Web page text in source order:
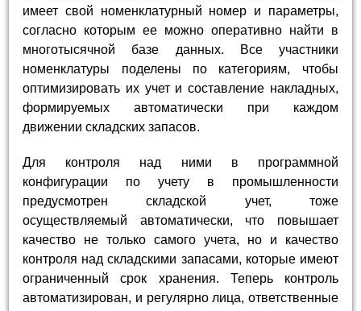
имеет свой номенклатурный номер и параметры,
согласно которым ее можно оперативно найти в
многотысячной базе данных. Все участники
номенклатуры поделены по категориям, чтобы
оптимизировать их учет и составление накладных,
формируемых автоматически при каждом
движении складских запасов.
Для контроля над ними в программной
конфигурации по учету в промышленности
предусмотрен складской учет, тоже
осуществляемый автоматически, что повышает
качество не только самого учета, но и качество
контроля над складскими запасами, которые имеют
ограниченный срок хранения. Теперь контроль
автоматизирован, и регулярно лица, ответственные